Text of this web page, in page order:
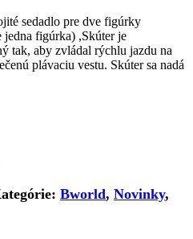
sedadlo pre dve figúrky
figúrka) ,Skúter je
tak, aby zvládal rýchlu jazdu na
plávaciu vestu. Skúter sa nadá
Bworld, Novinky,